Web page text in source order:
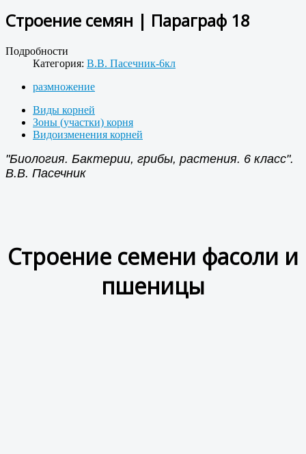
Строение семян | Параграф 18
Подробности
Категория: В.В. Пасечник-6кл
размножение
Виды корней
Зоны (участки) корня
Видоизменения корней
"Биология. Бактерии, грибы, растения. 6 класс".
В.В. Пасечник
Строение семени фасоли и
пшеницы